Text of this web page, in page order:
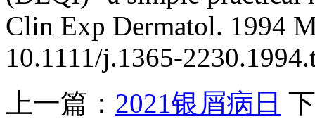
Clin Exp Dermatol. 1994
10.1111/j.1365-
上一篇： 2021银屑病日